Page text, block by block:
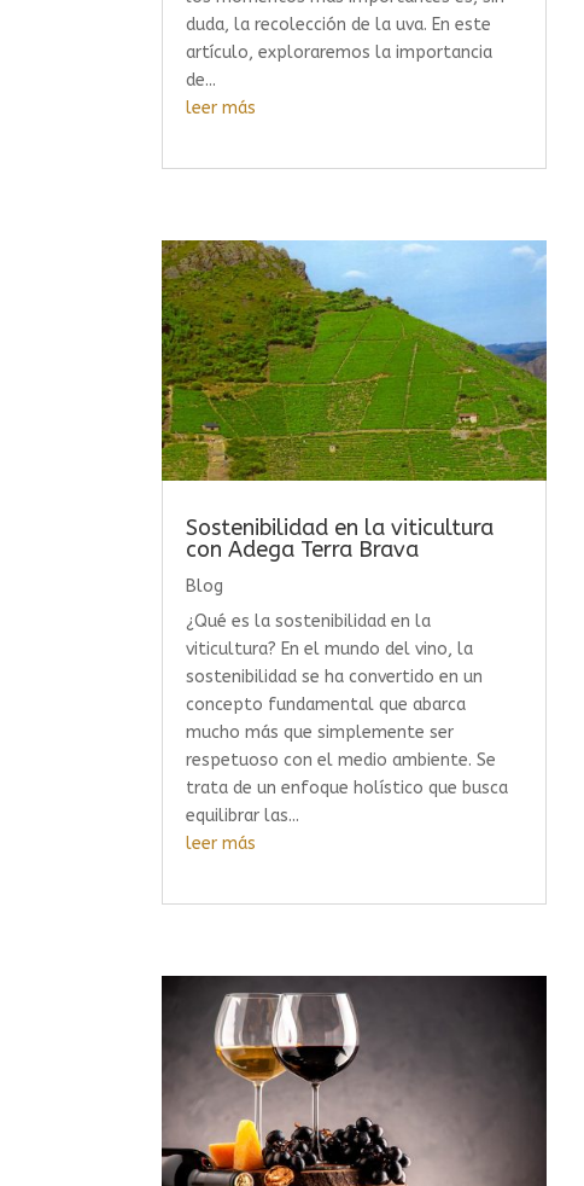
duda, la recolección de la uva. En este
artículo, exploraremos la importancia
de...
leer más
Sostenibilidad en la viticultura
con Adega Terra Brava
Blog
¿Qué es la sostenibilidad en la
viticultura? En el mundo del vino, la
sostenibilidad se ha convertido en un
concepto fundamental que abarca
mucho más que simplemente ser
respetuoso con el medio ambiente. Se
trata de un enfoque holístico que busca
equilibrar las...
leer más